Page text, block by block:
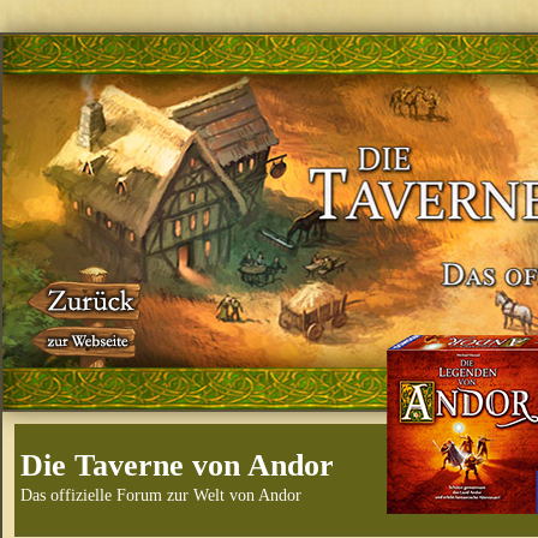
Die Taverne von Andor
Das offizielle Forum zur Welt von Andor